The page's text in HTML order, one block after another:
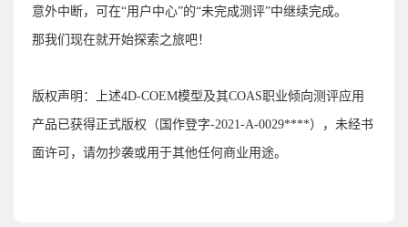
意外中断，可在“用户中心”的“未完成测评”中继续完成。
那我们现在就开始探索之旅吧！
版权声明：上述4D-COEM模型及其COAS职业倾向测评应用
产品已获得正式版权（国作登字-2021-A-0029****），未经书
面许可，请勿抄袭或用于其他任何商业用途。